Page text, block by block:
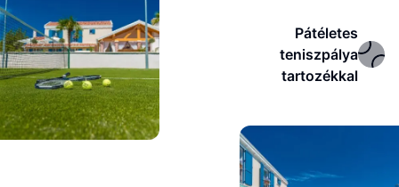
Pátéletes
teniszpálya
tartozékkal